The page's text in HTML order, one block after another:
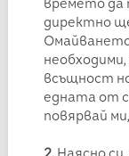
времето да
директно
всъщност
едната от
повярвай